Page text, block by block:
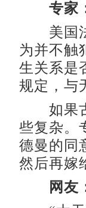
专家：
美国法
为并不触
生关系是
规定，与
如果古
些复杂。
德曼的同
然后再嫁
网友